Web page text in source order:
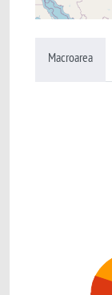
Macroarea